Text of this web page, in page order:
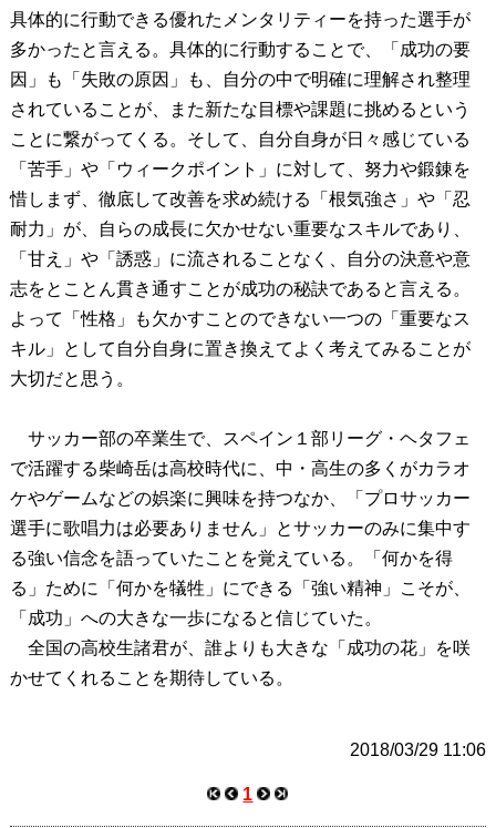
具体的に行動できる優れたメンタリティーを持った選手が
多かったと言える。具体的に行動することで、「成功の要
因」も「失敗の原因」も、自分の中で明確に理解され整理
されていることが、また新たな目標や課題に挑めるという
ことに繋がってくる。そして、自分自身が日々感じている
「苦手」や「ウィークポイント」に対して、努力や鍛錬を
惜しまず、徹底して改善を求め続ける「根気強さ」や「忍
耐力」が、自らの成長に欠かせない重要なスキルであり、
「甘え」や「誘惑」に流されることなく、自分の決意や意
志をとことん貫き通すことが成功の秘訣であると言える。
よって「性格」も欠かすことのできない一つの「重要なス
キル」として自分自身に置き換えてよく考えてみることが
大切だと思う。
サッカー部の卒業生で、スペイン１部リーグ・ヘタフェ
で活躍する柴崎岳は高校時代に、中・高生の多くがカラオ
ケやゲームなどの娯楽に興味を持つなか、「プロサッカー
選手に歌唱力は必要ありません」とサッカーのみに集中す
る強い信念を語っていたことを覚えている。「何かを得
る」ために「何かを犠牲」にできる「強い精神」こそが、
「成功」への大きな一歩になると信じていた。
全国の高校生諸君が、誰よりも大きな「成功の花」を咲
かせてくれることを期待している。
2018/03/29 11:06
1